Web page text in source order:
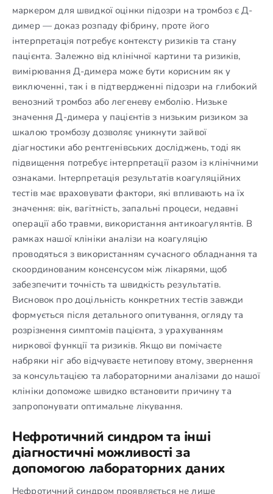
маркером для швидкої оцінки підозри на тромбоз є Д-
димер — доказ розпаду фібрину, проте його
інтерпретація потребує контексту ризиків та стану
пацієнта. Залежно від клінічної картини та ризиків,
вимірювання Д-димера може бути корисним як у
виключенні, так і в підтвердженні підозри на глибокий
венозний тромбоз або легеневу емболію. Низьке
значення Д-димера у пацієнтів з низьким ризиком за
шкалою тромбозу дозволяє уникнути зайвої
діагностики або рентгенівських досліджень, тоді як
підвищення потребує інтерпретації разом із клінічними
ознаками. Інтерпретація результатів коагуляційних
тестів має враховувати фактори, які впливають на їх
значення: вік, вагітність, запальні процеси, недавні
операції або травми, використання антикоагулянтів. В
рамках нашої клініки аналізи на коагуляцію
проводяться з використанням сучасного обладнання та
скоординованим консенсусом між лікарями, щоб
забезпечити точність та швидкість результатів.
Висновок про доцільність конкретних тестів завжди
формується після детального опитування, огляду та
розрізнення симптомів пацієнта, з урахуванням
ниркової функції та ризиків. Якщо ви помічаєте
набряки ніг або відчуваєте нетипову втому, звернення
за консультацією та лабораторними аналізами до нашої
клініки допоможе швидко встановити причину та
запропонувати оптимальне лікування.
Нефротичний синдром та інші
діагностичні можливості за
допомогою лабораторних даних
Нефротичний синдром проявляється не лише